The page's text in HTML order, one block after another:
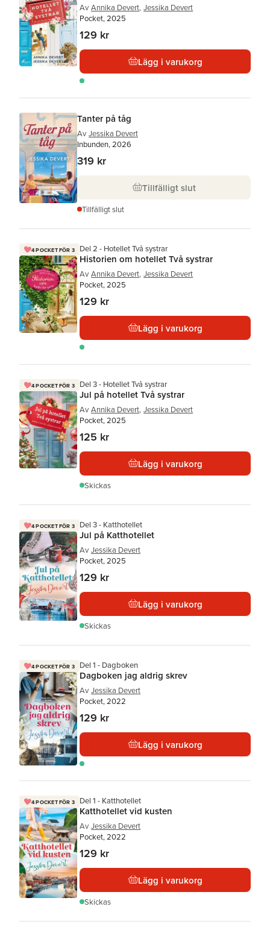
Av Annika Devert, Jessika Devert
Pocket, 2025
129 kr
Lägg i varukorg
Tanter på tåg
Av Jessika Devert
Inbunden, 2026
319 kr
Tillfälligt slut
Tillfälligt slut
4 POCKET FÖR 3 Del 2 - Hotellet Två systrar
Historien om hotellet Två systrar
Av Annika Devert, Jessika Devert
Pocket, 2025
129 kr
Lägg i varukorg
4 POCKET FÖR 3 Del 3 - Hotellet Två systrar
Jul på hotellet Två systrar
Av Annika Devert, Jessika Devert
Pocket, 2025
125 kr
Lägg i varukorg
Skickas
4 POCKET FÖR 3 Del 3 - Katthotellet
Jul på Katthotellet
Av Jessika Devert
Pocket, 2025
129 kr
Lägg i varukorg
Skickas
4 POCKET FÖR 3 Del 1 - Dagboken
Dagboken jag aldrig skrev
Av Jessika Devert
Pocket, 2022
129 kr
Lägg i varukorg
4 POCKET FÖR 3 Del 1 - Katthotellet
Katthotellet vid kusten
Av Jessika Devert
Pocket, 2022
129 kr
Lägg i varukorg
Skickas